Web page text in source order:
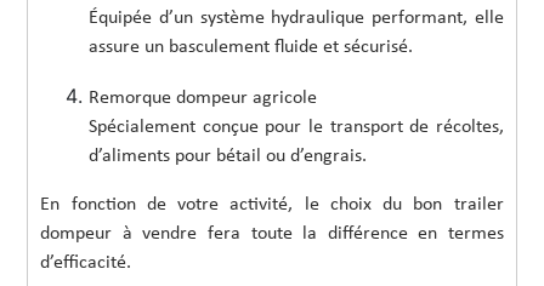
Équipée d’un système hydraulique performant, elle
assure un basculement fluide et sécurisé.
Remorque dompeur agricole
Spécialement conçue pour le transport de récoltes,
d’aliments pour bétail ou d’engrais.
En fonction de votre activité, le choix du bon trailer
dompeur à vendre fera toute la différence en termes
d’efficacité.